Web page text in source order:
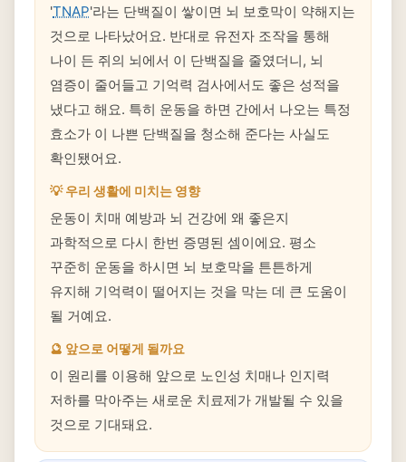
'TNAP'라는 단백질이 쌓이면 뇌 보호막이 약해지는
것으로 나타났어요. 반대로 유전자 조작을 통해
나이 든 쥐의 뇌에서 이 단백질을 줄였더니, 뇌
염증이 줄어들고 기억력 검사에서도 좋은 성적을
냈다고 해요. 특히 운동을 하면 간에서 나오는 특정
효소가 이 나쁜 단백질을 청소해 준다는 사실도
확인됐어요.
💡 우리 생활에 미치는 영향
운동이 치매 예방과 뇌 건강에 왜 좋은지
과학적으로 다시 한번 증명된 셈이에요. 평소
꾸준히 운동을 하시면 뇌 보호막을 튼튼하게
유지해 기억력이 떨어지는 것을 막는 데 큰 도움이
될 거예요.
🔮 앞으로 어떻게 될까요
이 원리를 이용해 앞으로 노인성 치매나 인지력
저하를 막아주는 새로운 치료제가 개발될 수 있을
것으로 기대돼요.